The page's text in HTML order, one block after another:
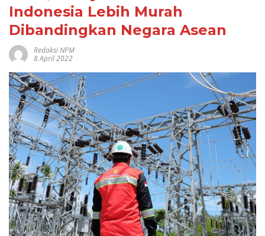
Indonesia Lebih Murah
Dibandingkan Negara Asean
Redaksi NPM
8 April 2022